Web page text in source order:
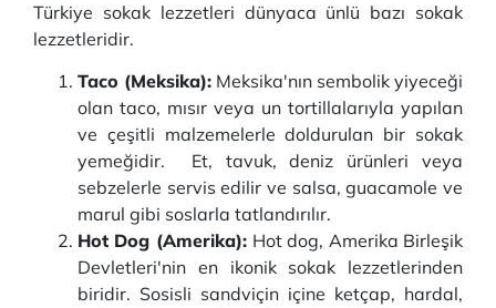
Türkiye sokak lezzetleri dünyaca ünlü bazı sokak
lezzetleridir.
Taco (Meksika): Meksika'nın sembolik yiyeceği
olan taco, mısır veya un tortillalarıyla yapılan
ve çeşitli malzemelerle doldurulan bir sokak
yemeğidir. Et, tavuk, deniz ürünleri veya
sebzelerle servis edilir ve salsa, guacamole ve
marul gibi soslarla tatlandırılır.
Hot Dog (Amerika): Hot dog, Amerika Birleşik
Devletleri'nin en ikonik sokak lezzetlerinden
biridir. Sosisli sandviçin içine ketçap, hardal,